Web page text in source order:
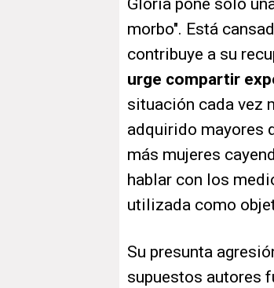
Gloria pone solo
morbo". Está
contribuye a su
urge compartir
situación cada vez
adquirido mayores
más mujeres
hablar con los
utilizada como
Su presunta
supuestos autores